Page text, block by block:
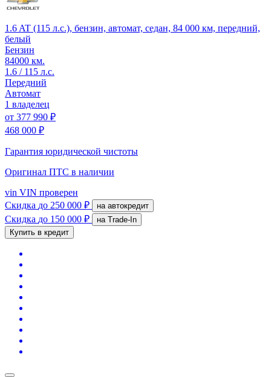
1.6 AT (115 л.с.), бензин, автомат, седан, 84 000 км, передний,
белый
Бензин
84000 км.
1.6 / 115 л.с.
Передний
Автомат
1 владелец
от 377 990 ₽
468 000 ₽
Гарантия юридической чистоты
Оригинал ПТС в наличии
vin VIN проверен
Скидка до 250 000 ₽ на автокредит
Скидка до 150 000 ₽
на Trade-In
Купить в кредит